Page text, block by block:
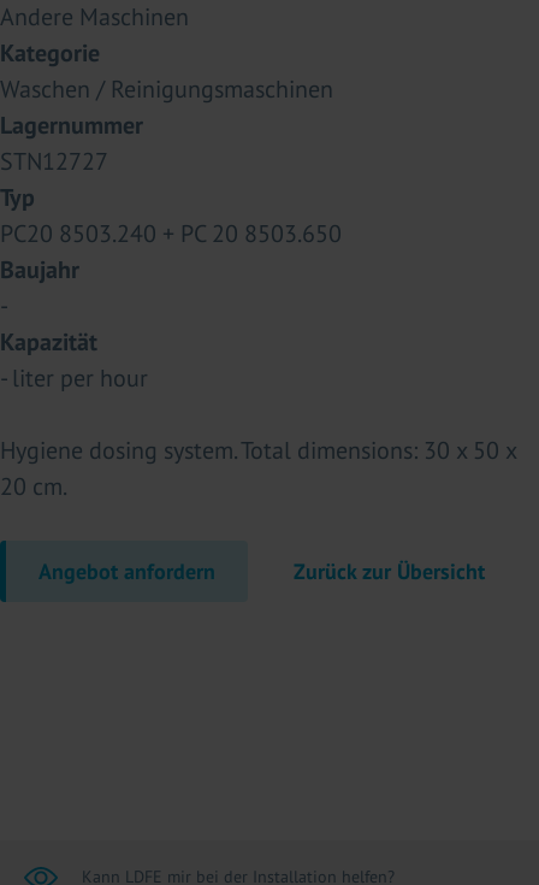
Andere Maschinen
Kategorie
Waschen / Reinigungsmaschinen
Lagernummer
STN12727
Typ
PC20 8503.240 + PC 20 8503.650
Baujahr
-
Kapazität
- liter per hour
Hygiene dosing system. Total dimensions: 30 x 50 x
20 cm.
Angebot anfordern Zurück zur Übersicht
Kann LDFE mir bei der Installation helfen?